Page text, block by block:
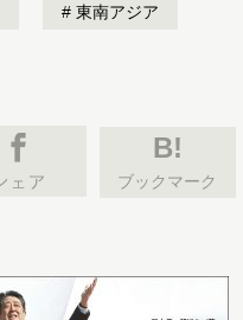
東南アジア
B!
ブックマーク